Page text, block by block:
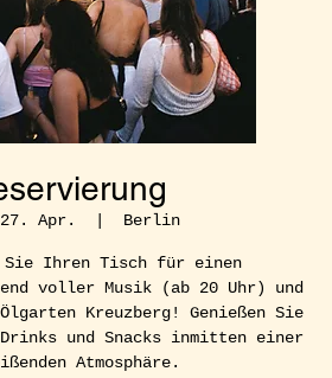
Apr.
  |
Berlin
Sie Ihren Tisch für einen
voller Musik (ab 20 Uhr) und
Kreuzberg! Genießen Sie
und Snacks inmitten einer
Atmosphäre.